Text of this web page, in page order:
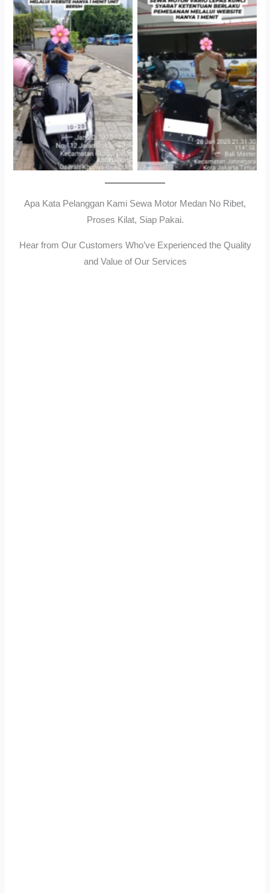
Antar Jemput Kendaraan
Cityplaza Jatinegara
Gedung Parkir P6ASewa
Motor Medan Sunggal No
Ribet, Proses Kilat, Siap
Pakai.
Apa Kata Pelanggan Kami Sewa Motor Medan No Ribet,
Proses Kilat, Siap Pakai.
Hear from Our Customers Who’ve Experienced the Quality
and Value of Our Services